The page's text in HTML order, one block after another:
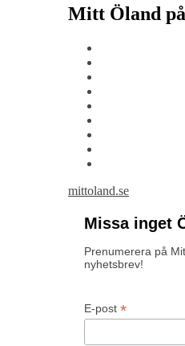
Mitt Öland
mittoland.se
Missa inget
Prenumerera på
nyhetsbrev!
E-post *